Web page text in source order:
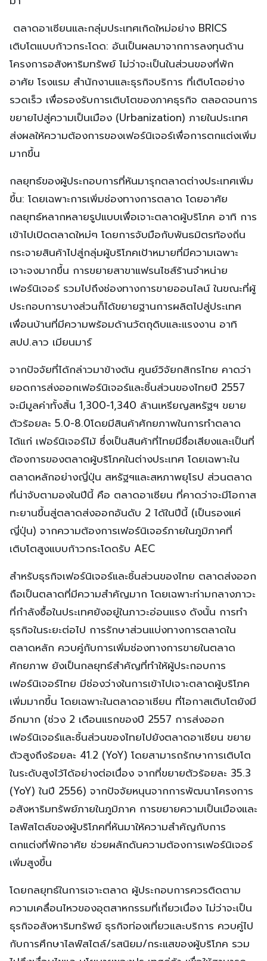
ตลาดอาเซียนและกลุ่มประเทศเกิดใหม่อย่าง BRICS
เติบโตแบบก้าวกระโดด: อันเป็นผลมาจากการลงทุนด้าน
โครงการอสังหาริมทรัพย์ ไม่ว่าจะเป็นในส่วนของที่พัก
อาศัย โรงแรม สำนักงานและธุรกิจบริการ ที่เติบโตอย่าง
รวดเร็ว เพื่อรองรับการเติบโตของภาคธุรกิจ ตลอดจนการ
ขยายไปสู่ความเป็นเมือง (Urbanization) ภายในประเทศ
ส่งผลให้ความต้องการของเฟอร์นิเจอร์เพื่อการตกแต่งเพิ่ม
มากขึ้น
กลยุทธ์ของผู้ประกอบการที่หันมารุกตลาดต่างประเทศเพิ่ม
ขึ้น: โดยเฉพาะการเพิ่มช่องทางการตลาด โดยอาศัย
กลยุทธ์หลากหลายรูปแบบเพื่อเจาะตลาดผู้บริโภค อาทิ การ
เข้าไปเปิดตลาดใหม่ๆ โดยการจับมือกับพันธมิตรท้องถิ่น
กระจายสินค้าไปสู่กลุ่มผู้บริโภคเป้าหมายที่มีความเฉพาะ
เจาะจงมากขึ้น การขยายสาขาแฟรนไชส์ร้านจำหน่าย
เฟอร์นิเจอร์ รวมไปถึงช่องทางการขายออนไลน์ ในขณะที่ผู้
ประกอบการบางส่วนก็ได้ขยายฐานการผลิตไปสู่ประเทศ
เพื่อนบ้านที่มีความพร้อมด้านวัตถุดิบและแรงงาน อาทิ
สปป.ลาว เมียนมาร์
จากปัจจัยที่ได้กล่าวมาข้างต้น ศูนย์วิจัยกสิกรไทย คาดว่า
ยอดการส่งออกเฟอร์นิเจอร์และชิ้นส่วนของไทยปี 2557
จะมีมูลค่าทั้งสิ้น 1,300-1,340 ล้านเหรียญสหรัฐฯ ขยาย
ตัวร้อยละ 5.0-8.0โดยมีสินค้าศักยภาพในการทำตลาด
ได้แก่ เฟอร์นิเจอร์ไม้ ซึ่งเป็นสินค้าที่ไทยมีชื่อเสียงและเป็นที่
ต้องการของตลาดผู้บริโภคในต่างประเทศ โดยเฉพาะใน
ตลาดหลักอย่างญี่ปุ่น สหรัฐฯและสหภาพยุโรป ส่วนตลาด
ที่น่าจับตามองในปีนี้ คือ ตลาดอาเซียน ที่คาดว่าจะมีโอกาส
ทะยานขึ้นสู่ตลาดส่งออกอันดับ 2 ได้ในปีนี้ (เป็นรองแค่
ญี่ปุ่น) จากความต้องการเฟอร์นิเจอร์ภายในภูมิภาคที่
เติบโตสูงแบบก้าวกระโดดรับ AEC
สำหรับธุรกิจเฟอร์นิเจอร์และชิ้นส่วนของไทย ตลาดส่งออก
ถือเป็นตลาดที่มีความสำคัญมาก โดยเฉพาะท่ามกลางภาวะ
ที่กำลังซื้อในประเทศยังอยู่ในภาวะอ่อนแรง ดังนั้น การทำ
ธุรกิจในระยะต่อไป การรักษาส่วนแบ่งทางการตลาดใน
ตลาดหลัก ควบคู่กับการเพิ่มช่องทางการขายในตลาด
ศักยภาพ ยังเป็นกลยุทธ์สำคัญที่ทำให้ผู้ประกอบการ
เฟอร์นิเจอร์ไทย มีช่องว่างในการเข้าไปเจาะตลาดผู้บริโภค
เพิ่มมากขึ้น โดยเฉพาะในตลาดอาเซียน ที่โอกาสเติบโตยังมี
อีกมาก (ช่วง 2 เดือนแรกของปี 2557 การส่งออก
เฟอร์นิเจอร์และชิ้นส่วนของไทยไปยังตลาดอาเซียน ขยาย
ตัวสูงถึงร้อยละ 41.2 (YoY) โดยสามารถรักษาการเติบโต
ในระดับสูงไว้ได้อย่างต่อเนื่อง จากที่ขยายตัวร้อยละ 35.3
(YoY) ในปี 2556) จากปัจจัยหนุนจากการพัฒนาโครงการ
อสังหาริมทรัพย์ภายในภูมิภาค การขยายความเป็นเมืองและ
ไลฟ์สไตล์ของผู้บริโภคที่หันมาให้ความสำคัญกับการ
ตกแต่งที่พักอาศัย ช่วยผลักดันความต้องการเฟอร์นิเจอร์
เพิ่มสูงขึ้น
โดยกลยุทธ์ในการเจาะตลาด ผู้ประกอบการควรติดตาม
ความเคลื่อนไหวของอุตสาหกรรมที่เกี่ยวเนื่อง ไม่ว่าจะเป็น
ธุรกิจอสังหาริมทรัพย์ ธุรกิจท่องเที่ยวและบริการ ควบคู่ไป
กับการศึกษาไลฟ์สไตล์/รสนิยม/กระแสของผู้บริโภค รวม